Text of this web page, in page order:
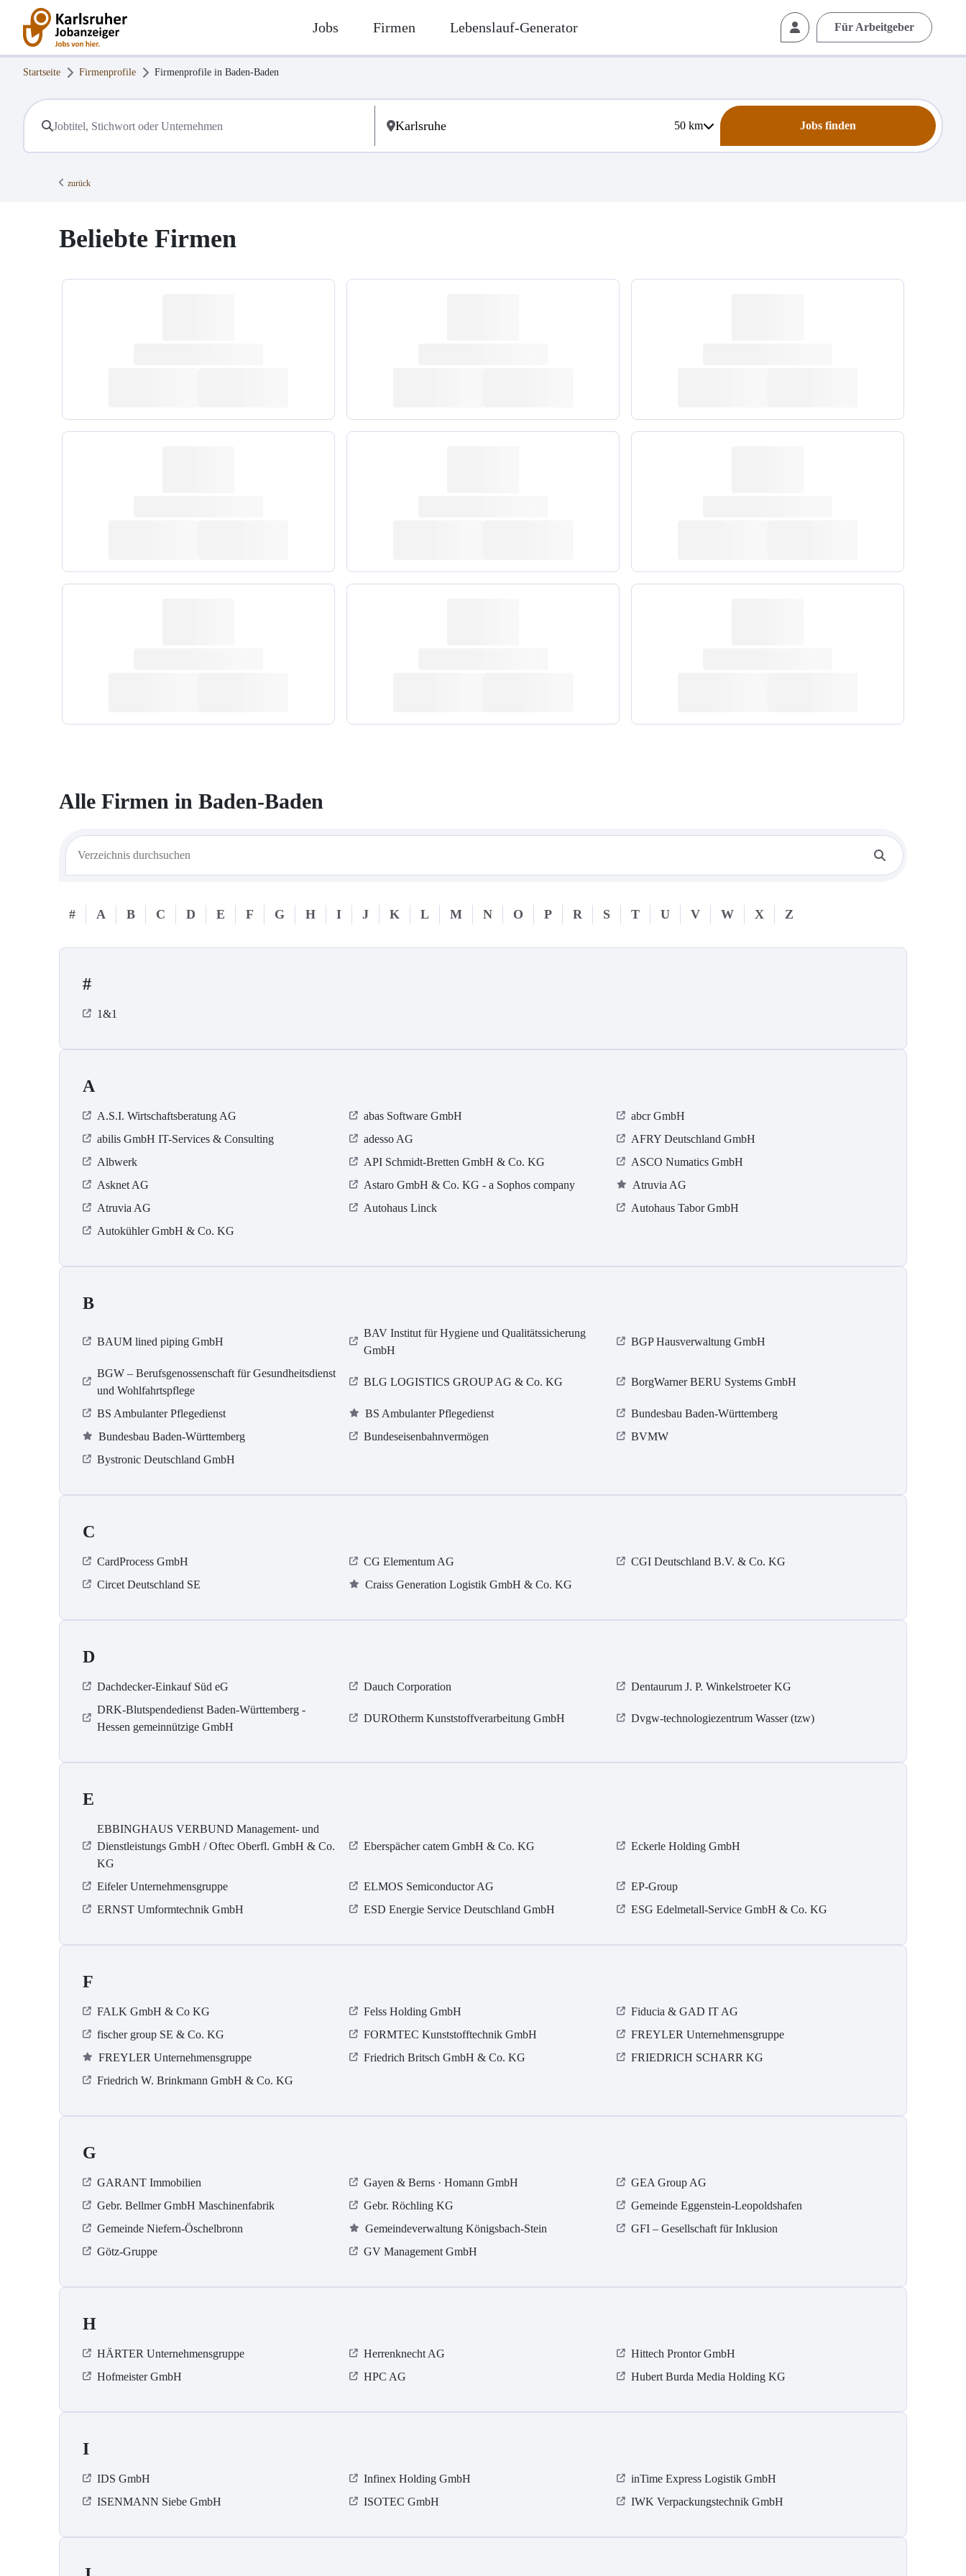
Jobs Firmen Lebenslauf-Generator Für Arbeitgeber
Startseite Firmenprofile Firmenprofile in Baden-Baden
50km Jobs finden
zurück
Beliebte Firmen
Alle Firmen in Baden-Baden
# A B C D E F G H I J K L M N O P R S T U V W X Z
#
1&1
A
A.S.I. Wirtschaftsberatung AG abas Software GmbH
abcr GmbH
abilis GmbH IT-Services & Consulting
adesso AG
AFRY Deutschland GmbH
Albwerk
API Schmidt-Bretten GmbH & Co. KG
ASCO Numatics GmbH
Asknet AG
Astaro GmbH & Co. KG - a Sophos company
Atruvia AG
Atruvia AG
Autohaus Linck
Autohaus Tabor GmbH
Autokühler GmbH & Co. KG
B
BAUM lined piping GmbH
BAV Institut für Hygiene und Qualitätssicherung
GmbH
BGP Hausverwaltung GmbH
BGW – Berufsgenossenschaft für Gesundheitsdienst
und Wohlfahrtspflege
BLG LOGISTICS GROUP AG & Co. KG BorgWarner BERU Systems GmbH
BS Ambulanter Pflegedienst BS Ambulanter Pflegedienst
Bundesbau Baden-Württemberg
Bundesbau Baden-Württemberg
Bundeseisenbahnvermögen
BVMW
Bystronic Deutschland GmbH
C
CardProcess GmbH CG Elementum AG
CGI Deutschland B.V. & Co. KG
Circet Deutschland SE
Craiss Generation Logistik GmbH & Co. KG
D
Dachdecker-Einkauf Süd eG Dauch Corporation
Dentaurum J. P. Winkelstroeter KG
DRK-Blutspendedienst Baden-Württemberg -
Hessen gemeinnützige GmbH
DUROtherm Kunststoffverarbeitung GmbH Dvgw-technologiezentrum Wasser (tzw)
E
EBBINGHAUS VERBUND Management- und
Dienstleistungs GmbH / Oftec Oberfl. GmbH & Co.
KG
Eberspächer catem GmbH & Co. KG Eckerle Holding GmbH
Eifeler Unternehmensgruppe ELMOS Semiconductor AG
EP-Group
ERNST Umformtechnik GmbH
ESD Energie Service Deutschland GmbH ESG Edelmetall-Service GmbH & Co. KG
F
FALK GmbH & Co KG Felss Holding GmbH
Fiducia & GAD IT AG
fischer group SE & Co. KG
FORMTEC Kunststofftechnik GmbH
FREYLER Unternehmensgruppe
FREYLER Unternehmensgruppe
Friedrich Britsch GmbH & Co. KG
FRIEDRICH SCHARR KG
Friedrich W. Brinkmann GmbH & Co. KG
G
GARANT Immobilien Gayen & Berns · Homann GmbH
GEA Group AG
Gebr. Bellmer GmbH Maschinenfabrik
Gebr. Röchling KG
Gemeinde Eggenstein-Leopoldshafen
Gemeinde Niefern-Öschelbronn
Gemeindeverwaltung Königsbach-Stein
GFI – Gesellschaft für Inklusion
Götz-Gruppe
GV Management GmbH
H
HÄRTER Unternehmensgruppe Herrenknecht AG
Hittech Prontor GmbH
Hofmeister GmbH
HPC AG Hubert Burda Media Holding KG
I
IDS GmbH Infinex Holding GmbH
inTime Express Logistik GmbH
ISENMANN Siebe GmbH
ISOTEC GmbH IWK Verpackungstechnik GmbH